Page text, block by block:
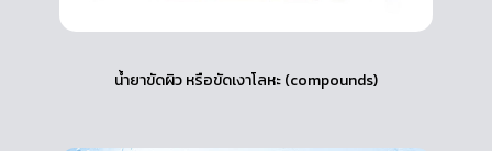
น้ำยาขัดผิว หรือขัดเงาโลหะ (compounds)